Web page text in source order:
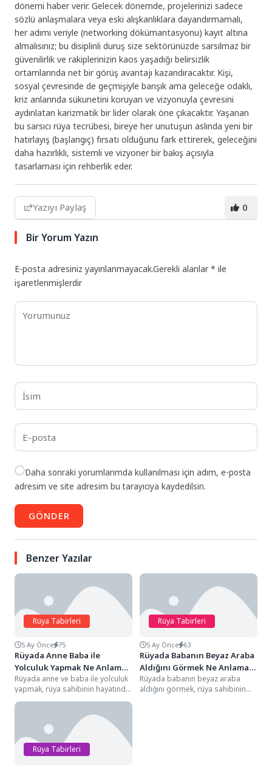
dönemi haber verir. Gelecek dönemde, projelerinizi sadece
sözlü anlaşmalara veya eski alışkanlıklara dayandırmamalı,
her adımı veriyle (networking dökümantasyonu) kayıt altına
almalısınız; bu disiplinli duruş size sektörünüzde sarsılmaz bir
güvenilirlik ve rakiplerinizin kaos yaşadığı belirsizlik
ortamlarında net bir görüş avantajı kazandıracaktır. Kişi,
sosyal çevresinde de geçmişiyle barışık ama geleceğe odaklı,
kriz anlarında sükunetini koruyan ve vizyonuyla çevresini
aydınlatan karizmatik bir lider olarak öne çıkacaktır. Yaşanan
bu sarsıcı rüya tecrübesi, bireye her unutuşun aslında yeni bir
hatırlayış (başlangıç) fırsatı olduğunu fark ettirerek, geleceğini
daha hazırlıklı, sistemli ve vizyoner bir bakış açısıyla
tasarlaması için rehberlik eder.
Yazıyı Paylaş 0
Bir Yorum Yazın
E-posta adresiniz yayınlanmayacak.Gerekli alanlar* ile
işaretlenmişlerdir
Daha sonraki yorumlarımda kullanılması için adım, e-posta
adresim ve site adresim bu tarayıcıya kaydedilsin.
GÖNDER
Benzer Yazılar
Rüya Tabirleri
5 Ay Önce 75
Rüyada Anne Baba ile
Yolculuk Yapmak Ne Anlama
Gelir?
Rüyada anne ve baba ile yolculuk
yapmak, rüya sahibinin hayatında
güvenli bir değişim sürecine
Rüya Tabirleri
5 Ay Önce 63
Rüyada Babanın Beyaz Araba
Aldığını Görmek Ne Anlama
Gelir?
Rüyada babanın beyaz araba
aldığını görmek, rüya sahibinin
Rüya Tabirleri